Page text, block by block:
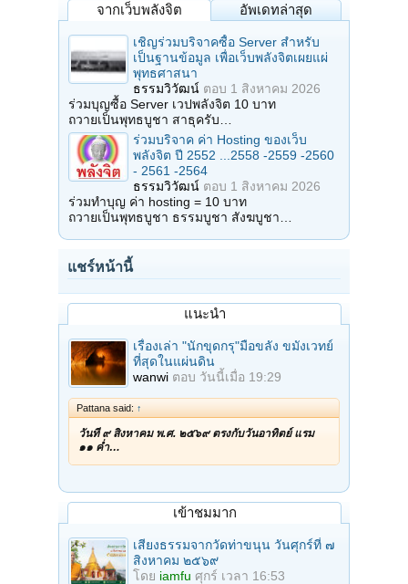
จากเว็บพลังจิต อัพเดทล่าสุด
เชิญร่วมบริจาคซื้อ Server สำหรับ
เป็นฐานข้อมูล เพื่อเว็บพลังจิตเผยแผ่
พุทธศาสนา
ธรรมวิวัฒน์ ตอบ 1 สิงหาคม 2026
ร่วมบุญซื้อ Server เวปพลังจิต 10 บาท
ถวายเป็นพุทธบูชา สาธุครับ…
ร่วมบริจาค ค่า Hosting ของเว็บ
พลังจิต ปี 2552 ...2558 -2559 -2560
- 2561 -2564
ธรรมวิวัฒน์ ตอบ 1 สิงหาคม 2026
ร่วมทำบุญ ค่า hosting = 10 บาท
ถวายเป็นพุทธบูชา ธรรมบูชา สังฆบูชา…
แชร์หน้านี้
แนะนำ
เรื่องเล่า "นักขุดกรุ"มือขลัง ขมังเวทย์
ที่สุดในแผ่นดิน
wanwi ตอบ วันนี้เมื่อ 19:29
Pattana said: ↑
วันที่ ๙ สิงหาคม พ.ศ. ๒๕๖๙ ตรงกับวันอาทิตย์ แรม
๑๑ ค่ำ…
เข้าชมมาก
เสียงธรรมจากวัดท่าขนุน วันศุกร์ที่ ๗
สิงหาคม ๒๕๖๙
โดย iamfu ศุกร์ เวลา 16:53